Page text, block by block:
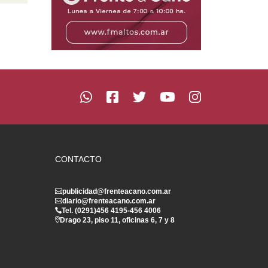
CONTACTO
publicidad@frenteacano.com.ar
diario@frenteacano.com.ar
Tel. (0291)456 4195-456 4006
Drago 23, piso 11, oficinas 6, 7 y 8